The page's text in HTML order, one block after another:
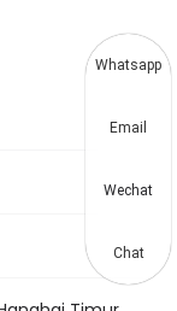
Whatsapp
Email
Wechat
Chat